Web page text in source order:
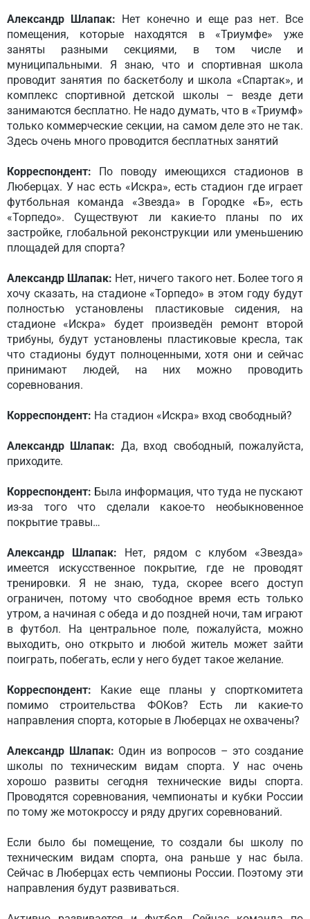
Александр Шлапак: Нет конечно и еще раз нет. Все
помещения, которые находятся в «Триумфе» уже
заняты разными секциями, в том числе и
муниципальными. Я знаю, что и спортивная школа
проводит занятия по баскетболу и школа «Спартак», и
комплекс спортивной детской школы – везде дети
занимаются бесплатно. Не надо думать, что в «Триумф»
только коммерческие секции, на самом деле это не так.
Здесь очень много проводится бесплатных занятий
Корреспондент: По поводу имеющихся стадионов в
Люберцах. У нас есть «Искра», есть стадион где играет
футбольная команда «Звезда» в Городке «Б», есть
«Торпедо». Существуют ли какие-то планы по их
застройке, глобальной реконструкции или уменьшению
площадей для спорта?
Александр Шлапак: Нет, ничего такого нет. Более того я
хочу сказать, на стадионе «Торпедо» в этом году будут
полностью установлены пластиковые сидения, на
стадионе «Искра» будет произведён ремонт второй
трибуны, будут установлены пластиковые кресла, так
что стадионы будут полноценными, хотя они и сейчас
принимают людей, на них можно проводить
соревнования.
Корреспондент: На стадион «Искра» вход свободный?
Александр Шлапак: Да, вход свободный, пожалуйста,
приходите.
Корреспондент: Была информация, что туда не пускают
из-за того что сделали какое-то необыкновенное
покрытие травы…
Александр Шлапак: Нет, рядом с клубом «Звезда»
имеется искусственное покрытие, где не проводят
тренировки. Я не знаю, туда, скорее всего доступ
ограничен, потому что свободное время есть только
утром, а начиная с обеда и до поздней ночи, там играют
в футбол. На центральное поле, пожалуйста, можно
выходить, оно открыто и любой житель может зайти
поиграть, побегать, если у него будет такое желание.
Корреспондент: Какие еще планы у спорткомитета
помимо строительства ФОКов? Есть ли какие-то
направления спорта, которые в Люберцах не охвачены?
Александр Шлапак: Один из вопросов – это создание
школы по техническим видам спорта. У нас очень
хорошо развиты сегодня технические виды спорта.
Проводятся соревнования, чемпионаты и кубки России
по тому же мотокроссу и ряду других соревнований.
Если было бы помещение, то создали бы школу по
техническим видам спорта, она раньше у нас была.
Сейчас в Люберцах есть чемпионы России. Поэтому эти
направления будут развиваться.